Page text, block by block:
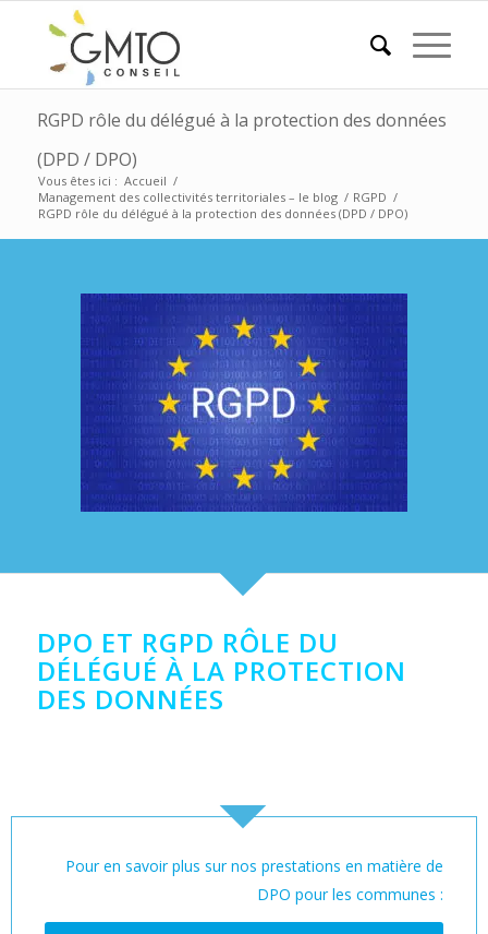
RGPD rôle du délégué à la protection des données
(DPD / DPO)
Vous êtes ici : Accueil /
Management des collectivités territoriales – le blog / RGPD /
RGPD rôle du délégué à la protection des données (DPD / DPO)
DPO ET RGPD RÔLE DU
DÉLÉGUÉ À LA PROTECTION
DES DONNÉES
Pour en savoir plus sur nos prestations en matière de
DPO pour les communes :